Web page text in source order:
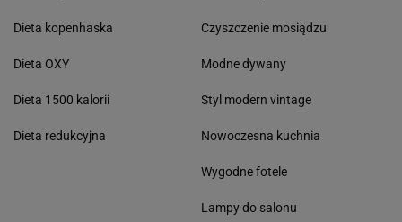
Dieta kopenhaska
Dieta OXY
Dieta 1500 kalorii
Dieta redukcyjna
Czyszczenie mosiądzu
Modne dywany
Styl modern vintage
Nowoczesna kuchnia
Wygodne fotele
Lampy do salonu